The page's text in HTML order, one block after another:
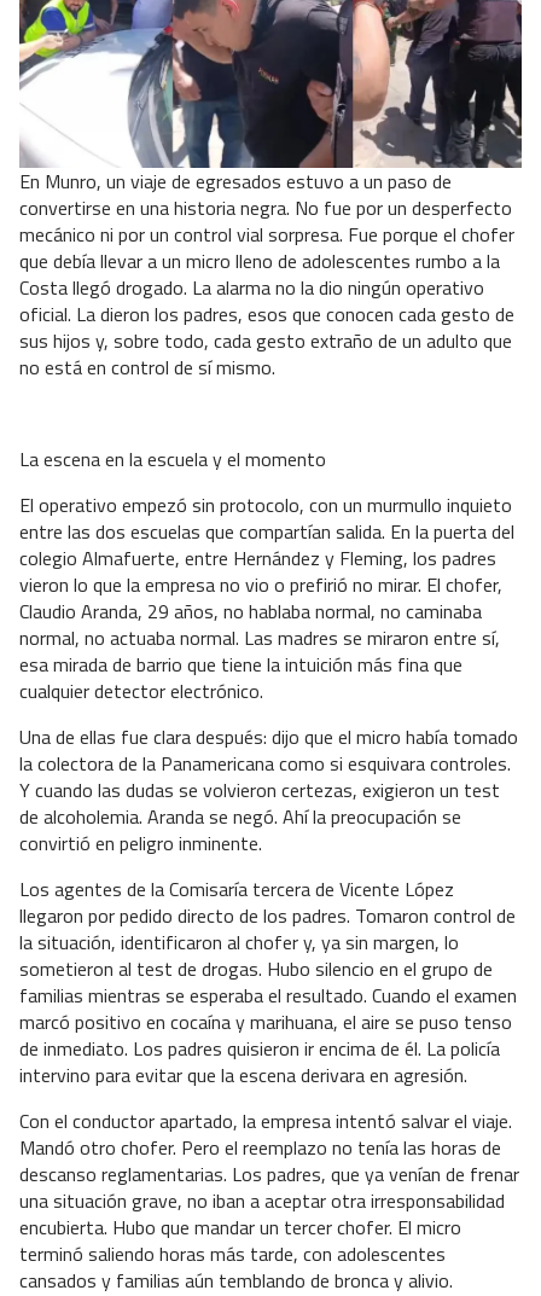
En Munro, un viaje de egresados estuvo a un paso de
convertirse en una historia negra. No fue por un desperfecto
mecánico ni por un control vial sorpresa. Fue porque el chofer
que debía llevar a un micro lleno de adolescentes rumbo a la
Costa llegó drogado. La alarma no la dio ningún operativo
oficial. La dieron los padres, esos que conocen cada gesto de
sus hijos y, sobre todo, cada gesto extraño de un adulto que
no está en control de sí mismo.
La escena en la escuela y el momento
El operativo empezó sin protocolo, con un murmullo inquieto
entre las dos escuelas que compartían salida. En la puerta del
colegio Almafuerte, entre Hernández y Fleming, los padres
vieron lo que la empresa no vio o prefirió no mirar. El chofer,
Claudio Aranda, 29 años, no hablaba normal, no caminaba
normal, no actuaba normal. Las madres se miraron entre sí,
esa mirada de barrio que tiene la intuición más fina que
cualquier detector electrónico.
Una de ellas fue clara después: dijo que el micro había tomado
la colectora de la Panamericana como si esquivara controles.
Y cuando las dudas se volvieron certezas, exigieron un test
de alcoholemia. Aranda se negó. Ahí la preocupación se
convirtió en peligro inminente.
Los agentes de la Comisaría tercera de Vicente López
llegaron por pedido directo de los padres. Tomaron control de
la situación, identificaron al chofer y, ya sin margen, lo
sometieron al test de drogas. Hubo silencio en el grupo de
familias mientras se esperaba el resultado. Cuando el examen
marcó positivo en cocaína y marihuana, el aire se puso tenso
de inmediato. Los padres quisieron ir encima de él. La policía
intervino para evitar que la escena derivara en agresión.
Con el conductor apartado, la empresa intentó salvar el viaje.
Mandó otro chofer. Pero el reemplazo no tenía las horas de
descanso reglamentarias. Los padres, que ya venían de frenar
una situación grave, no iban a aceptar otra irresponsabilidad
encubierta. Hubo que mandar un tercer chofer. El micro
terminó saliendo horas más tarde, con adolescentes
cansados y familias aún temblando de bronca y alivio.